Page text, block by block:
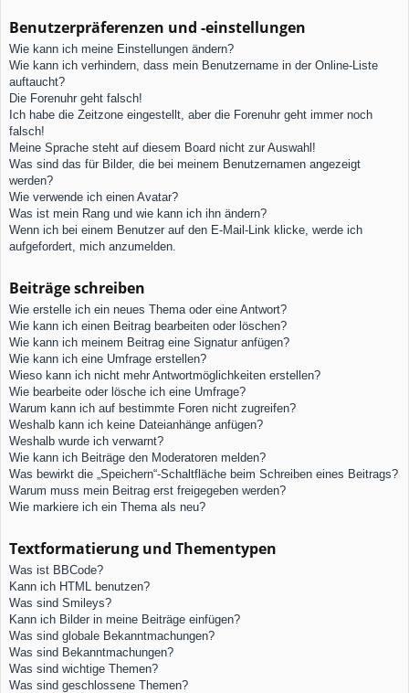
Benutzerpräferenzen und -einstellungen
Wie kann ich meine Einstellungen ändern?
Wie kann ich verhindern, dass mein Benutzername in der Online-Liste
auftaucht?
Die Forenuhr geht falsch!
Ich habe die Zeitzone eingestellt, aber die Forenuhr geht immer noch
falsch!
Meine Sprache steht auf diesem Board nicht zur Auswahl!
Was sind das für Bilder, die bei meinem Benutzernamen angezeigt
werden?
Wie verwende ich einen Avatar?
Was ist mein Rang und wie kann ich ihn ändern?
Wenn ich bei einem Benutzer auf den E-Mail-Link klicke, werde ich
aufgefordert, mich anzumelden.
Beiträge schreiben
Wie erstelle ich ein neues Thema oder eine Antwort?
Wie kann ich einen Beitrag bearbeiten oder löschen?
Wie kann ich meinem Beitrag eine Signatur anfügen?
Wie kann ich eine Umfrage erstellen?
Wieso kann ich nicht mehr Antwortmöglichkeiten erstellen?
Wie bearbeite oder lösche ich eine Umfrage?
Warum kann ich auf bestimmte Foren nicht zugreifen?
Weshalb kann ich keine Dateianhänge anfügen?
Weshalb wurde ich verwarnt?
Wie kann ich Beiträge den Moderatoren melden?
Was bewirkt die „Speichern“-Schaltfläche beim Schreiben eines Beitrags?
Warum muss mein Beitrag erst freigegeben werden?
Wie markiere ich ein Thema als neu?
Textformatierung und Thementypen
Was ist BBCode?
Kann ich HTML benutzen?
Was sind Smileys?
Kann ich Bilder in meine Beiträge einfügen?
Was sind globale Bekanntmachungen?
Was sind Bekanntmachungen?
Was sind wichtige Themen?
Was sind geschlossene Themen?